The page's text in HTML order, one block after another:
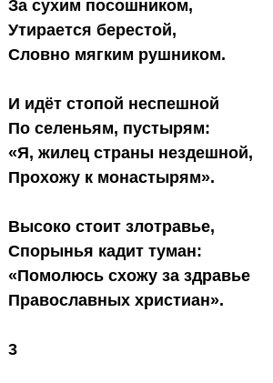
За сухим посошником,
Утирается берестой,
Словно мягким рушником.
И идёт стопой неспешной
По селеньям, пустырям:
«Я, жилец страны нездешной,
Прохожу к монастырям».
Высоко стоит злотравье,
Спорынья кадит туман:
«Помолюсь схожу за здравье
Православных христиан».
3